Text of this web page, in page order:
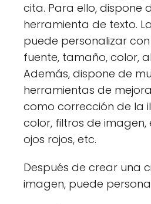
cita. Para ello, dispone
herramienta de texto.
puede personalizar
fuente, tamaño, color,
Además, dispone de
herramientas de
como corrección de la
color, filtros de imagen,
ojos rojos, etc.
Después de crear una
imagen, puede